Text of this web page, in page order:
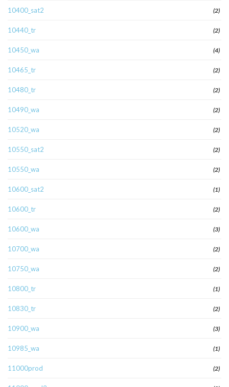
10400_sat2 (2)
10440_tr (2)
10450_wa (4)
10465_tr (2)
10480_tr (2)
10490_wa (2)
10520_wa (2)
10550_sat2 (2)
10550_wa (2)
10600_sat2 (1)
10600_tr (2)
10600_wa (3)
10700_wa (2)
10750_wa (2)
10800_tr (1)
10830_tr (2)
10900_wa (3)
10985_wa (1)
11000prod (2)